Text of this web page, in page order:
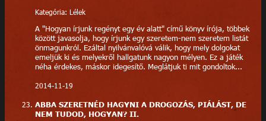
Kategória: Lélek
A "Hogyan írjunk regényt egy év alatt" című könyv írója, többek
között javasolja, hogy írjunk egy szeretem-nem szeretem listát
önmagunkról. Ezáltal nyilvánvalóvá válik, hogy mely dolgokat
emeljük ki és melyekről hallgatunk nagyon mélyen. Ez a játék
néha érdekes, máskor idegesítő. Meglátjuk ti mit gondoltok...
2014-11-19
ABBA SZERETNÉD HAGYNI A DROGOZÁS, PIÁLÁST, DE
NEM TUDOD, HOGYAN? II.